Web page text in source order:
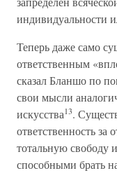
индивидуальности
Теперь даже само
ответственным
сказал Бланшо по
свои мысли
искусства13.
ответственность за
тотальную свободу
способными брать